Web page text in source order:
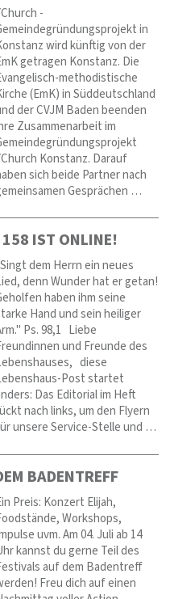
-
in
wird künftig von der
getragen Konstanz. Die
methodistische
(EmK) in Süddeutschland
der CVJM Baden beenden
Zusammenarbeit im
Konstanz. Darauf
sich beide Partner nach
Gesprächen …
IST ONLINE!
dem Herrn ein neues
denn Wunder hat er getan!
haben ihm seine
Hand und sein heiliger
Ps. 98,1 Liebe
und Freunde des
diese
Post startet
Das Editorial im Heft
nach links, um den Flyern
unsere Service-Stelle und …
BADENTREFF
Preis: Konzert Elijah,
Workshops,
uvm. Am 04. Juli ab 14
kannst du gerne Teil des
auf dem Badentreff
Freu dich auf einen